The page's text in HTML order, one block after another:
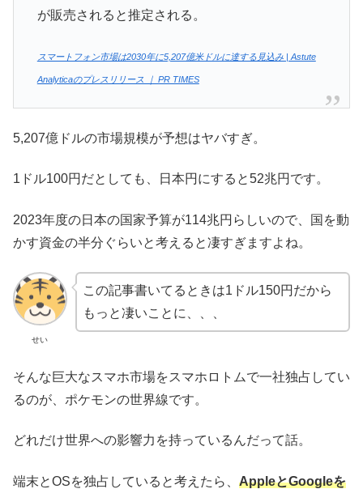
が販売されると推定される。
スマートフォン市場は2030年に5,207億米ドルに達する見込み | Astute
Analyticaのプレスリリース ｜ PR TIMES
5,207億ドルの市場規模が予想はヤバすぎ。
1ドル100円だとしても、日本円にすると52兆円です。
2023年度の日本の国家予算が114兆円らしいので、国を動
かす資金の半分ぐらいと考えると凄すぎますよね。
せい
この記事書いてるときは1ドル150円だから
もっと凄いことに、、、
そんな巨大なスマホ市場をスマホロトムで一社独占してい
るのが、ポケモンの世界線です。
どれだけ世界への影響力を持っているんだって話。
端末とOSを独占していると考えたら、 AppleとGoogleを